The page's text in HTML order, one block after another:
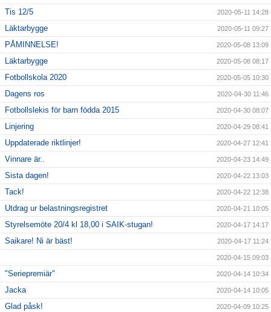
Tis 12/5
2020-05-11 14:28
Läktarbygge 2020-05-11 09:27
PÅMINNELSE! 2020-05-08 13:09
Läktarbygge 2020-05-08 08:17
Fotbollskola 2020 2020-05-05 10:30
Dagens ros 2020-04-30 11:46
Fotbollslekis för barn födda 2015 2020-04-30 08:07
Linjering 2020-04-29 08:41
Uppdaterade riktlinjer! 2020-04-27 12:41
Vinnare är.. 2020-04-23 14:49
Sista dagen! 2020-04-22 13:03
Tack! 2020-04-22 12:38
Utdrag ur belastningsregistret 2020-04-21 10:05
Styrelsemöte 20/4 kl 18,00 i SAIK-stugan! 2020-04-17 14:17
Saikare! Ni är bäst! 2020-04-17 11:24
2020-04-15 09:03
"Seriepremiär" 2020-04-14 10:34
Jacka 2020-04-14 10:05
Glad påsk! 2020-04-09 10:25